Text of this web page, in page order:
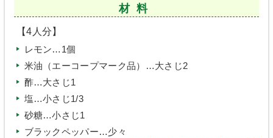
材料
【4人分】
レモン…1個
米油（エーコープマーク品）…大さじ2
酢…大さじ1
塩…小さじ1/3
砂糖…小さじ1
ブラックペッパー…少々